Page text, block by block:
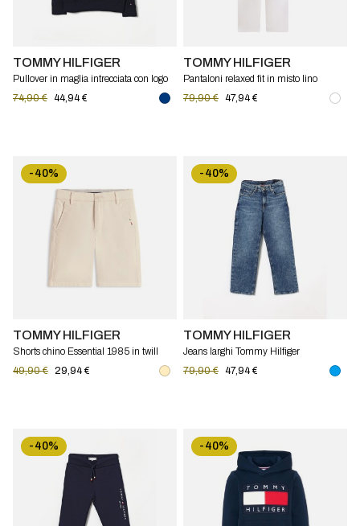
TOMMY HILFIGER
Pullover in maglia intrecciata con logo
74,90 € 44,94 €
TOMMY HILFIGER
Pantaloni relaxed fit in misto lino
79,90 € 47,94 €
-40%
TOMMY HILFIGER
Shorts chino Essential 1985 in twill
Tommy Hilfiger
49,90 € 29,94 €
-40%
TOMMY HILFIGER
Jeans larghi Tommy Hilfiger
79,90 € 47,94 €
-40% -40%